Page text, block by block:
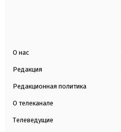
О нас
Редакция
Редакционная политика
О телеканале
Телеведущие